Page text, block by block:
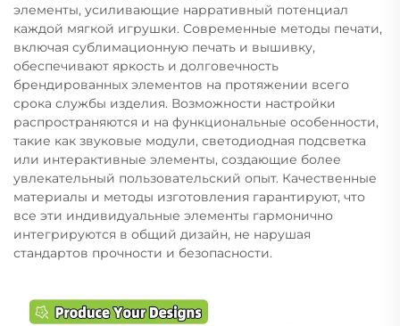
элементы, усиливающие нарративный потенциал
каждой мягкой игрушки. Современные методы печати,
включая сублимационную печать и вышивку,
обеспечивают яркость и долговечность
брендированных элементов на протяжении всего
срока службы изделия. Возможности настройки
распространяются и на функциональные особенности,
такие как звуковые модули, светодиодная подсветка
или интерактивные элементы, создающие более
увлекательный пользовательский опыт. Качественные
материалы и методы изготовления гарантируют, что
все эти индивидуальные элементы гармонично
интегрируются в общий дизайн, не нарушая
стандартов прочности и безопасности.